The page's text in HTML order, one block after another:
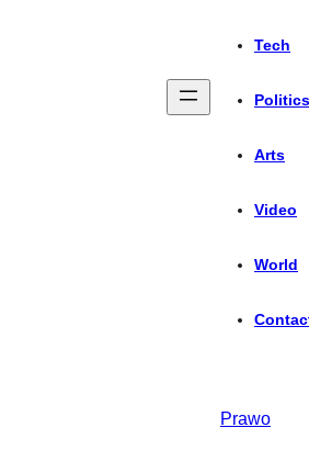
Tech
Politics
Arts
Video
World
Prawo